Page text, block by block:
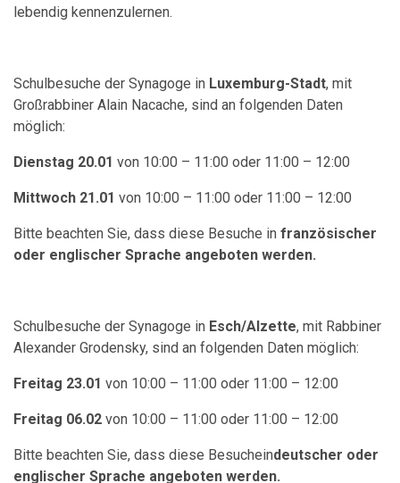
lebendig kennenzulernen.
Schulbesuche der Synagoge in Luxemburg-Stadt, mit
Großrabbiner Alain Nacache, sind an folgenden Daten
möglich:
Dienstag 20.01 von 10:00 – 11:00 oder 11:00 – 12:00
Mittwoch 21.01 von 10:00 – 11:00 oder 11:00 – 12:00
Bitte beachten Sie, dass diese Besuche in französischer
oder englischer Sprache angeboten werden.
Schulbesuche der Synagoge in Esch/Alzette, mit Rabbiner
Alexander Grodensky, sind an folgenden Daten möglich:
Freitag 23.01 von 10:00 – 11:00 oder 11:00 – 12:00
Freitag 06.02 von 10:00 – 11:00 oder 11:00 – 12:00
Bitte beachten Sie, dass diese Besucheindeutscher oder
englischer Sprache angeboten werden.